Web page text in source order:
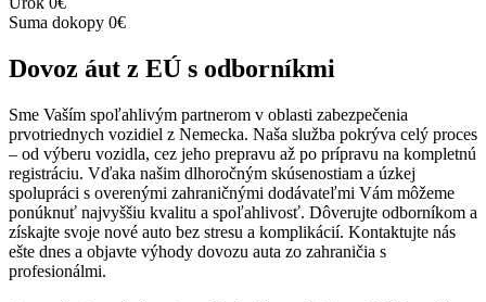
Suma dokopy 0€
Dovoz áut z EÚ s odborníkmi
Sme Vaším spoľahlivým partnerom v oblasti zabezpečenia
prvotriednych vozidiel z Nemecka. Naša služba pokrýva celý proces
– od výberu vozidla, cez jeho prepravu až po prípravu na kompletnú
registráciu. Vďaka našim dlhoročným skúsenostiam a úzkej
spolupráci s overenými zahraničnými dodávateľmi Vám môžeme
ponúknuť najvyššiu kvalitu a spoľahlivosť. Dôverujte odborníkom a
získajte svoje nové auto bez stresu a komplikácií. Kontaktujte nás
ešte dnes a objavte výhody dovozu auta zo zahraničia s
profesionálmi.